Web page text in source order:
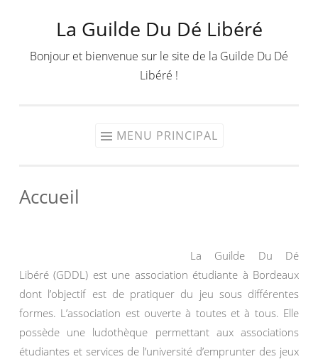
contenu
La Guilde Du Dé Libéré
Bonjour et bienvenue sur le site de la Guilde Du Dé
Libéré !
MENU PRINCIPAL
Accueil
La Guilde Du Dé
Libéré (GDDL) est une association étudiante à Bordeaux
dont l’objectif est de pratiquer du jeu sous différentes
formes. L’association est ouverte à toutes et à tous. Elle
possède une ludothèque permettant aux associations
étudiantes et services de l’université d’emprunter des jeux